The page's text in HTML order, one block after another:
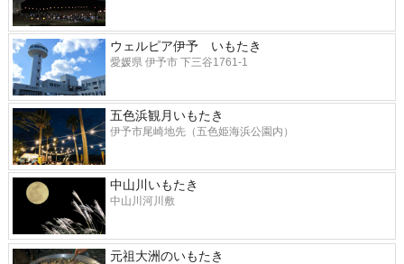
ウェルピア伊予 いもたき
愛媛県 伊予市 下三谷1761-1
五色浜観月いもたき
伊予市尾崎地先（五色姫海浜公園内）
中山川いもたき
中山川河川敷
元祖大洲のいもたき